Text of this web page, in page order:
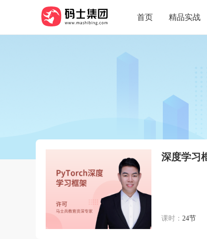
首页 精品实战
深度学习
课时： 24节